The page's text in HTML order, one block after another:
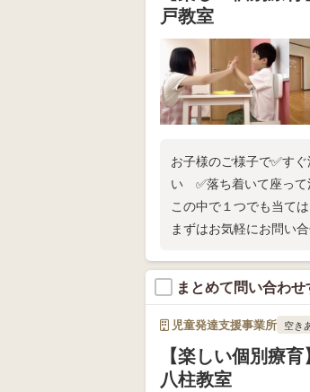
戸教室
お子様のご様子で✅す
い ✅落ち着いて座っ
この中で１つでも当て
まずはお気軽にお問い
まとめて問い合わせ
児童発達支援事業所 空き
【楽しい個別療
八柱教室